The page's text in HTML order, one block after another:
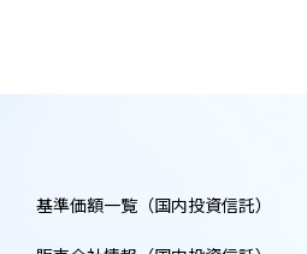
基準価額一覧（国内投資信託）